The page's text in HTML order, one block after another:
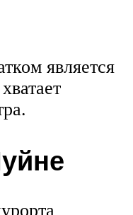
является